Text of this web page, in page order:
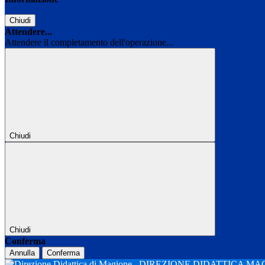
Chiudi
Attendere...
Attendere il completamento dell'operazione...
Chiudi
Chiudi
Conferma
Annulla Conferma